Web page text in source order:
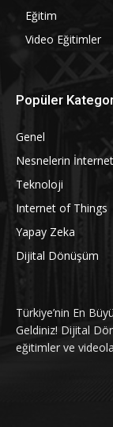
Eğitim
Video Eğitimler
Popüler
Genel
Nesnelerin
Teknoloji
Internet of Things
Yapay Zeka
Dijital Dönüşüm
Türkiye’nin En
Geldiniz! Dijital
eğitimler ve